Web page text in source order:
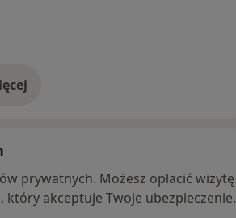
prywatnych. Możesz opłacić wizytę
akceptuje Twoje ubezpieczenie.